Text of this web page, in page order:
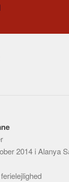
2014 i Alanya